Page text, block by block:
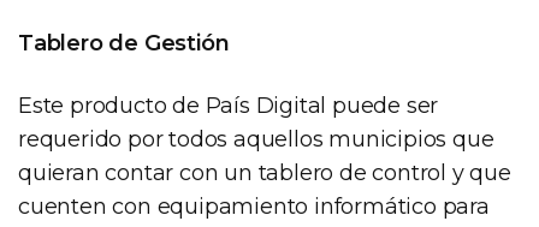
Tablero de Gestión
Este producto de País Digital puede ser
requerido por todos aquellos municipios que
quieran contar con un tablero de control y que
cuenten con equipamiento informático para